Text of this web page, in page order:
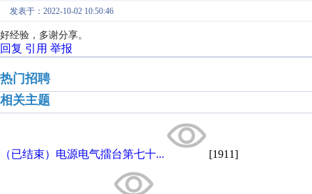
发表于：2022-10-02 10:50:46
好经验，多谢分享。
回复 引用 举报
热门招聘
相关主题
（已结束）电源电气擂台第七十... [1911]